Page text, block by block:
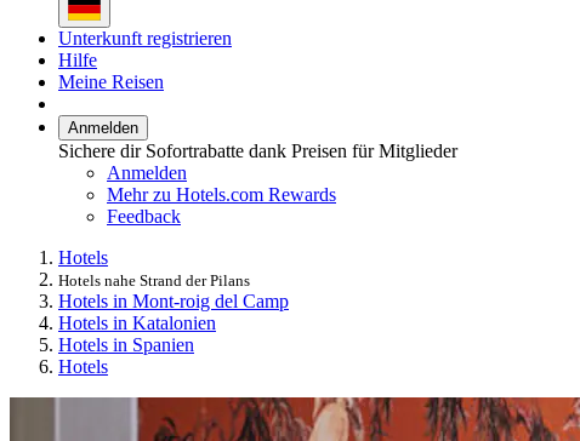
Unterkunft registrieren
Hilfe
Meine Reisen
Anmelden
Sichere dir Sofortrabatte dank Preisen für Mitglieder
Anmelden
Mehr zu Hotels.com Rewards
Feedback
Hotels
Hotels nahe Strand der Pilans
Hotels in Mont-roig del Camp
Hotels in Katalonien
Hotels in Spanien
Hotels